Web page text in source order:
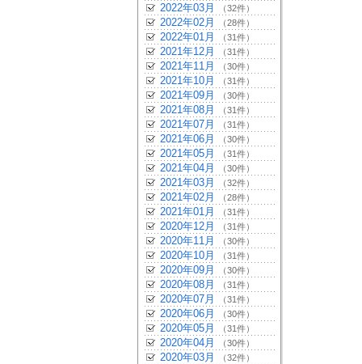
2022年03月 （32件）
2022年02月 （28件）
2022年01月 （31件）
2021年12月 （31件）
2021年11月 （30件）
2021年10月 （31件）
2021年09月 （30件）
2021年08月 （31件）
2021年07月 （31件）
2021年06月 （30件）
2021年05月 （31件）
2021年04月 （30件）
2021年03月 （32件）
2021年02月 （28件）
2021年01月 （31件）
2020年12月 （31件）
2020年11月 （30件）
2020年10月 （31件）
2020年09月 （30件）
2020年08月 （31件）
2020年07月 （31件）
2020年06月 （30件）
2020年05月 （31件）
2020年04月 （30件）
2020年03月 （32件）